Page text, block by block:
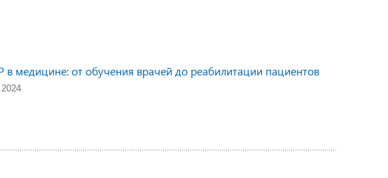
в медицине: от обучения врачей до реабилитации пациентов